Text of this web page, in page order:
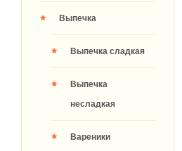
Выпечка
Выпечка сладкая
Выпечка
несладкая
Вареники